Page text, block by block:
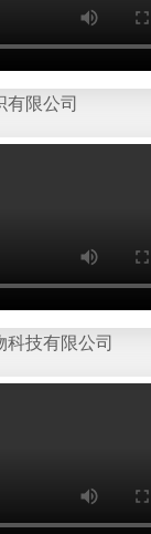
有限公司
技有限公司